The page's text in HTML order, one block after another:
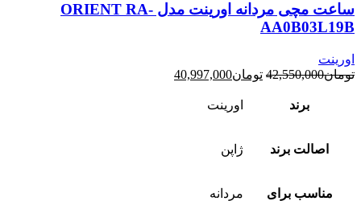
ساعت مچی مردانه اورینت مدل ORIENT RA-
AA0B03L19B
اورینت
تومان42,550,000 قیمت
تومان42,550,000
تومان40,997,000قیمت
برند اورینت
اصالت برند ژاپن
مناسب برای مردانه